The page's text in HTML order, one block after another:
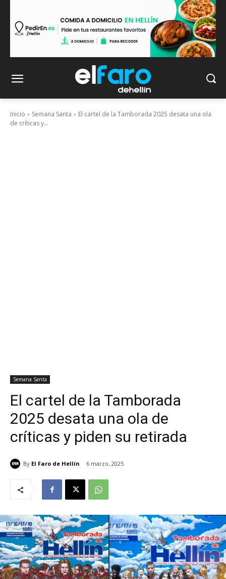
Inicio Semana Santa
El cartel de la Tamborada 2025 desata una ola
de críticas y...
Semana Santa
El cartel de la Tamborada
2025 desata una ola de
críticas y piden su retirada
By El Faro de Hellín 6 marzo, 2025